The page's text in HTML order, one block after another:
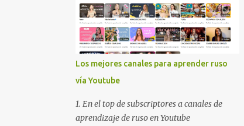
Los mejores canales para aprender ruso
vía Youtube
1. En el top de subscriptores a canales de
aprendizaje de ruso en Youtube